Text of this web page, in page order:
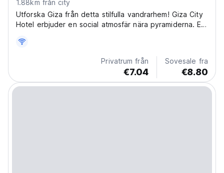
1.88km från city
Utforska Giza från detta stilfulla vandrarhem! Giza City
Hotel erbjuder en social atmosfär nära pyramiderna. Ett
(Auto-translated from original language)
Privatrum från
€7.04
Sovesale fra
€8.80